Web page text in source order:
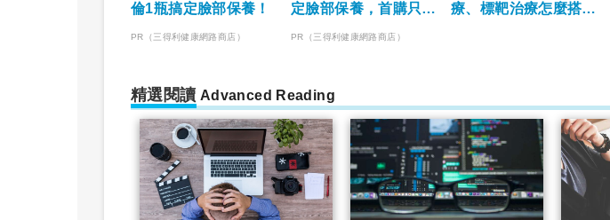
倫1瓶搞定臉部保養！
PR（三得利健康網路商店）
定臉部保養，首購只要
PR（三得利健康網路商店）
療、標靶治療怎麼搭
精選閱讀 Advanced Reading